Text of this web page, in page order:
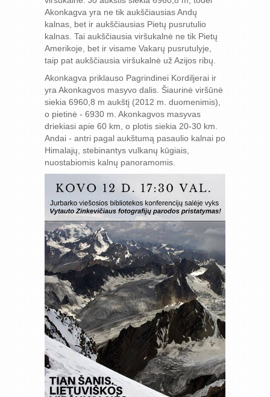
Akonkagva yra ne tik aukščiausias Andų
kalnas, bet ir aukščiausias Pietų pusrutulio
kalnas. Tai aukščiausia viršukalnė ne tik Pietų
Amerikoje, bet ir visame Vakarų pusrutulyje,
taip pat aukščiausia viršukalnė už Azijos ribų.
Akonkagva priklauso Pagrindinei Kordiljerai ir
yra Akonkagvos masyvo dalis. Šiaurinė viršūnė
siekia 6960,8 m aukštį (2012 m. duomenimis),
o pietinė - 6930 m. Akonkagvos masyvas
driekiasi apie 60 km, o plotis siekia 20-30 km.
Andai - antri pagal aukštumą pasaulio kalnai po
Himalajų, stebinantys vulkanų kūgiais,
nuostabiomis kalnų panoramomis.